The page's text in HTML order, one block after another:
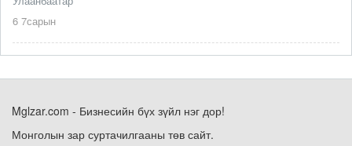
6 7сарын
Mglzar.com - Бизнесийн бүх зүйл нэг дор!
Монголын зар суртачилгааны төв сайт.